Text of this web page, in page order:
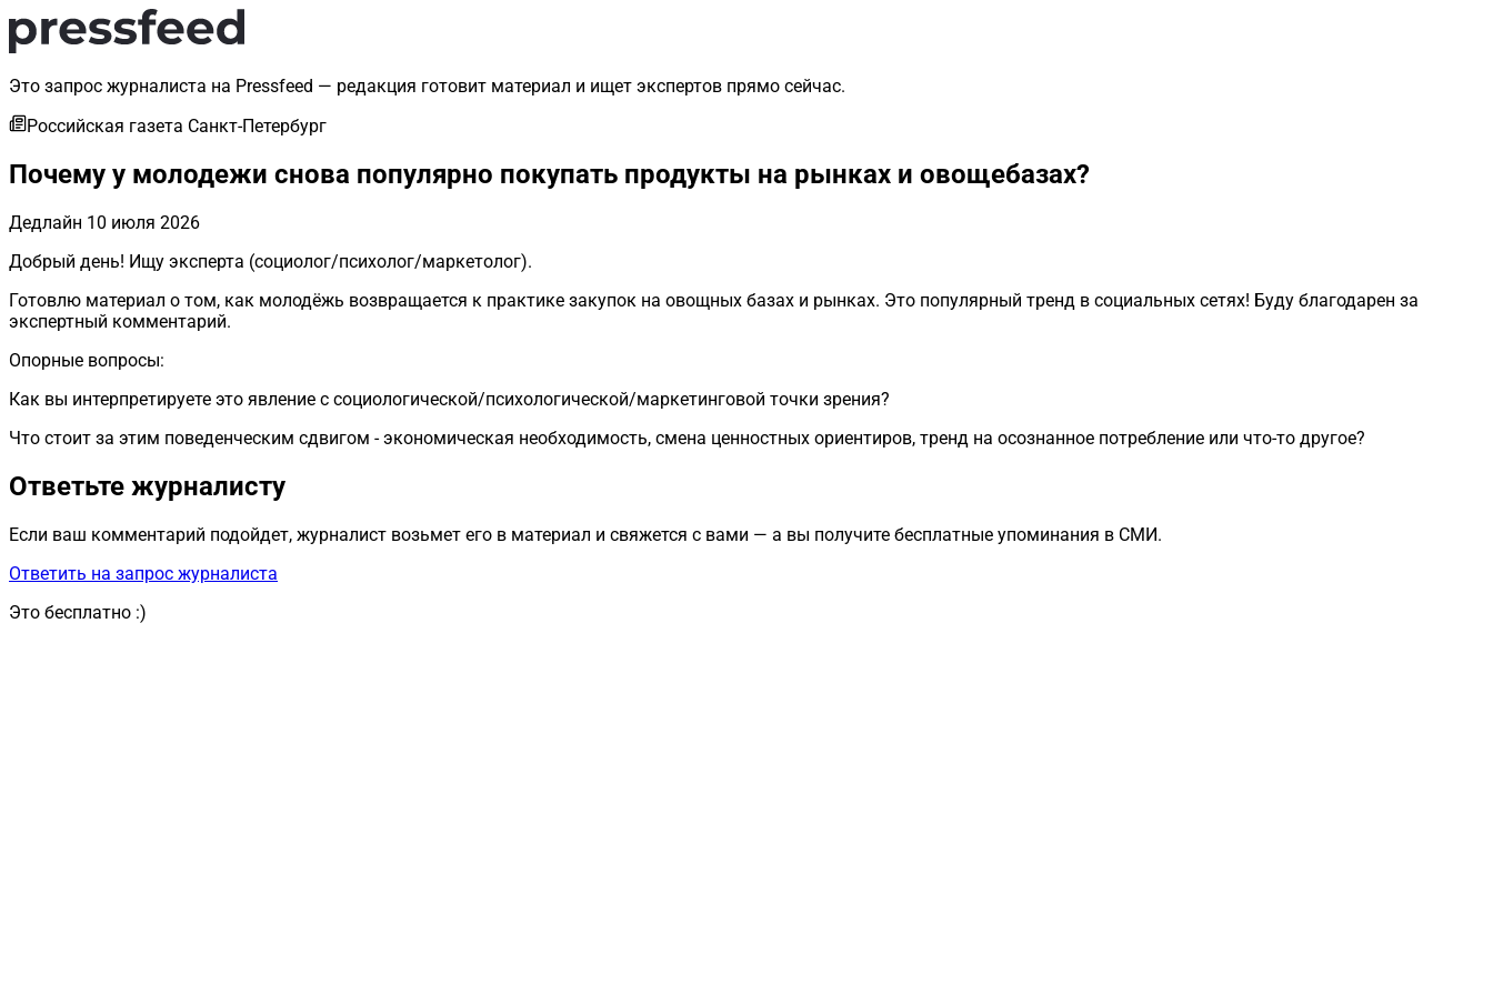
Это запрос журналиста на Pressfeed — редакция готовит материал и ищет экспертов прямо сейчас.
Российская газета Санкт-Петербург
Почему у молодежи снова популярно покупать продукты на рынках и овощебазах?
Дедлайн 10 июля 2026
Добрый день! Ищу эксперта (социолог/психолог/маркетолог).
Готовлю материал о том, как молодёжь возвращается к практике закупок на овощных базах и рынках. Это популярный тренд в социальных сетях! Буду благодарен за
экспертный комментарий.
Опорные вопросы:
Как вы интерпретируете это явление с социологической/психологической/маркетинговой точки зрения?
Что стоит за этим поведенческим сдвигом - экономическая необходимость, смена ценностных ориентиров, тренд на осознанное потребление или что-то другое?
Ответьте журналисту
Если ваш комментарий подойдет, журналист возьмет его в материал и свяжется с вами — а вы получите бесплатные упоминания в СМИ.
Ответить на запрос журналиста
Это бесплатно :)